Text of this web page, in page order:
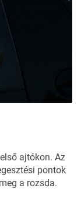
ajtókon. Az
pontok
a rozsda.